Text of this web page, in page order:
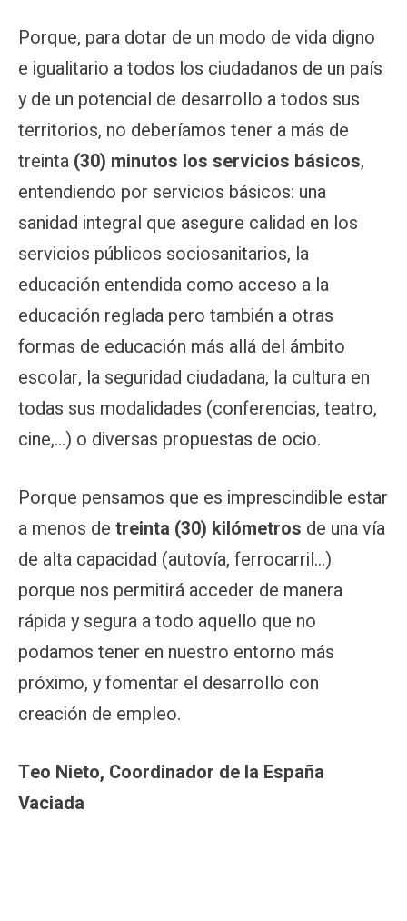
Porque, para dotar de un modo de vida digno
e igualitario a todos los ciudadanos de un país
y de un potencial de desarrollo a todos sus
territorios, no deberíamos tener a más de
treinta (30) minutos los servicios básicos,
entendiendo por servicios básicos: una
sanidad integral que asegure calidad en los
servicios públicos sociosanitarios, la
educación entendida como acceso a la
educación reglada pero también a otras
formas de educación más allá del ámbito
escolar, la seguridad ciudadana, la cultura en
todas sus modalidades (conferencias, teatro,
cine,…) o diversas propuestas de ocio.
Porque pensamos que es imprescindible estar
a menos de treinta (30) kilómetros de una vía
de alta capacidad (autovía, ferrocarril…)
porque nos permitirá acceder de manera
rápida y segura a todo aquello que no
podamos tener en nuestro entorno más
próximo, y fomentar el desarrollo con
creación de empleo.
Teo Nieto, Coordinador de la España
Vaciada